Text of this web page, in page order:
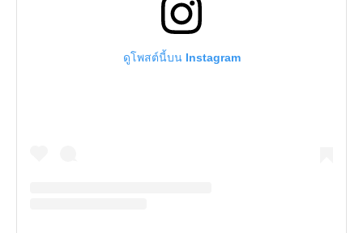
ดูโพสต์นี้บน Instagram